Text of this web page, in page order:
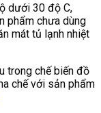
dưới 30 độ C,
phẩm chưa dùng
mát tủ lạnh nhiệt
trong chế biến đồ
chế với sản phẩm